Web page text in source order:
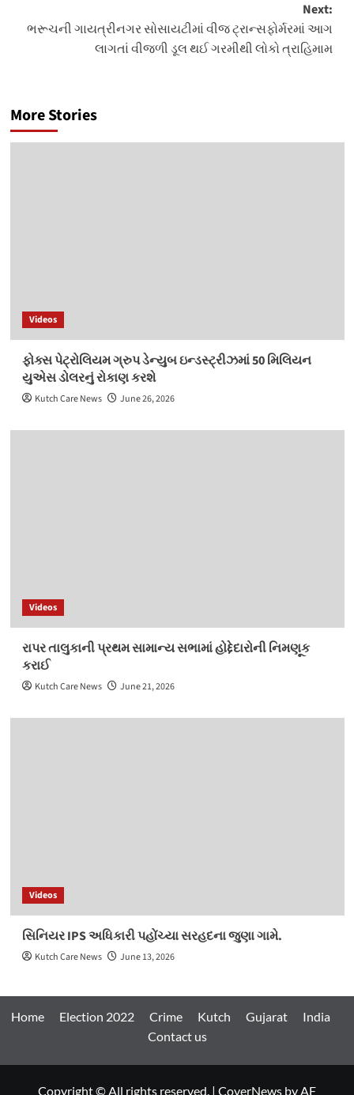
Next:
ભરૂચની ગાયત્રીનગર સોસાયટીમાં વીજ ટ્રાન્સફોર્મરમાં આગ
લાગતાં વીજળી ડૂલ થઈ ગરમીથી લોકો ત્રાહિમામ
More Stories
Videos
ફોક્સ પેટ્રોલિયમ ગ્રુપ ડેન્યુબ ઇન્ડસ્ટ્રીઝમાં 50 મિલિયન
યુએસ ડોલરનું રોકાણ કરશે
Kutch Care News June 26, 2026
Videos
રાપર તાલુકાની પ્રથમ સામાન્ય સભામાં હોદ્દેદારોની નિમણૂક
કરાઈ
Kutch Care News June 21, 2026
Videos
સિનિયર IPS અધિકારી પહોંચ્યા સરહદના જુણા ગામે.
Kutch Care News June 13, 2026
Home Election 2022 Crime Kutch Gujarat
India
Contact us
Copyright © All rights reserved. | CoverNews by AF